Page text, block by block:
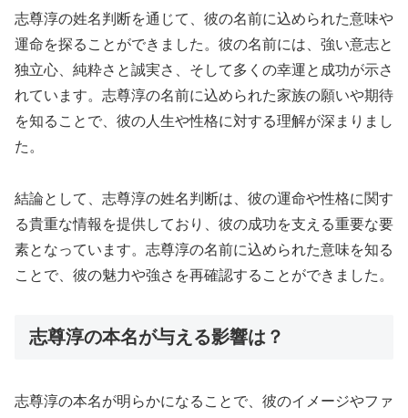
志尊淳の姓名判断を通じて、彼の名前に込められた意味や
運命を探ることができました。彼の名前には、強い意志と
独立心、純粋さと誠実さ、そして多くの幸運と成功が示さ
れています。志尊淳の名前に込められた家族の願いや期待
を知ることで、彼の人生や性格に対する理解が深まりまし
た。
結論として、志尊淳の姓名判断は、彼の運命や性格に関す
る貴重な情報を提供しており、彼の成功を支える重要な要
素となっています。志尊淳の名前に込められた意味を知る
ことで、彼の魅力や強さを再確認することができました。
志尊淳の本名が与える影響は？
志尊淳の本名が明らかになることで、彼のイメージやファ